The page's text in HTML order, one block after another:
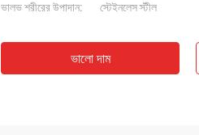
ভালভ শরীরের উপাদান:
স্টেইনলেস স্টীল
ভালো দাম